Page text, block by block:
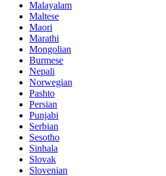
Malayalam
Maltese
Maori
Marathi
Mongolian
Burmese
Nepali
Norwegian
Pashto
Persian
Punjabi
Serbian
Sesotho
Sinhala
Slovak
Slovenian